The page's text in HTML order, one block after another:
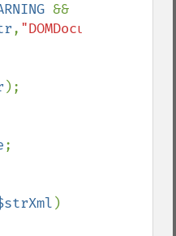
&&
,
);
;
)